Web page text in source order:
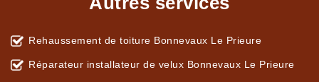
Rehaussement de toiture Bonnevaux Le Prieure
Réparateur installateur de velux Bonnevaux Le Prieure